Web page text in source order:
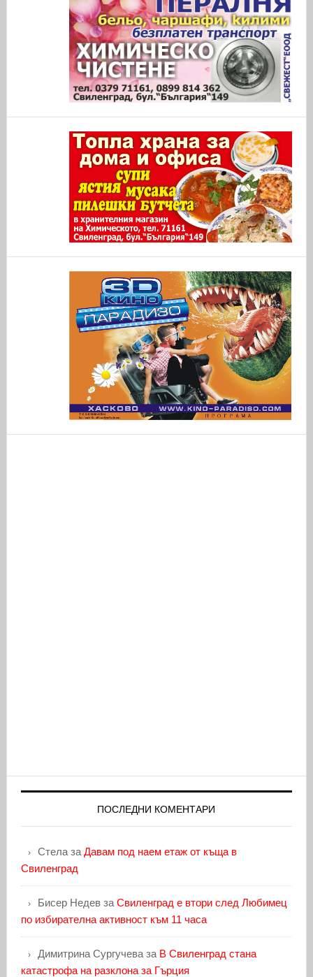
ПОСЛЕДНИ КОМЕНТАРИ
Стелаза Давам под наем етаж от къща в
Свиленград
Бисер Недевза Свиленград е втори след Любимец
по избирателна активност към 11 часа
Димитрина Сургучеваза В Свиленград стана
катастрофа на разклона за Гърция